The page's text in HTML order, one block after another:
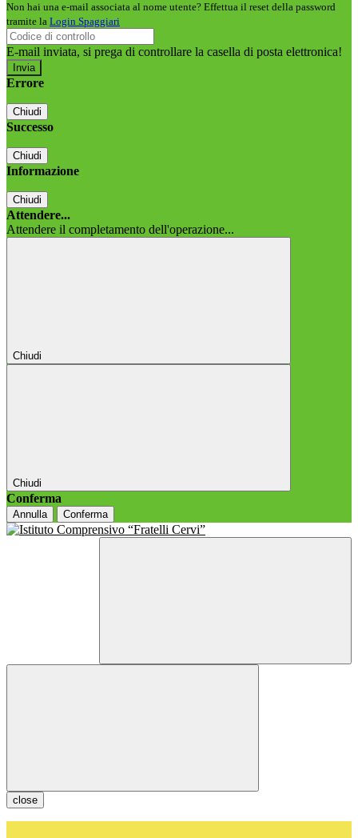
Non hai una e-mail associata al nome utente? Effettua il reset della password
tramite la Login Spaggiari
E-mail inviata, si prega di controllare la casella di posta elettronica!
Errore
Chiudi
Successo
Chiudi
Informazione
Chiudi
Attendere...
Attendere il completamento dell'operazione...
Chiudi
Chiudi
Conferma
Annulla Conferma
close